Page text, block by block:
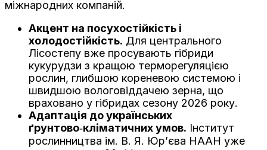
міжнародних компаній.
Акцент на посухостійкість і
холодостійкість. Для центрального
Лісостепу вже просувають гібриди
кукурудзи з кращою терморегуляцією
рослин, глибшою кореневою системою і
швидшою вологовіддачею зерна, що
враховано у гібридах сезону 2026 року.
Адаптація до українських
ґрунтово‑кліматичних умов. Інститут
рослинництва ім. В. Я. Юр’єва НААН уже